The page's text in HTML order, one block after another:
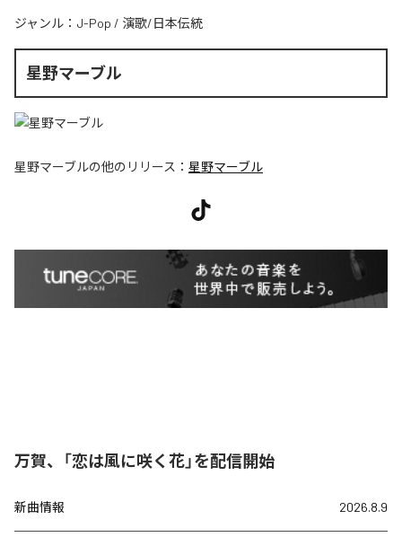
ジャンル： J-Pop / 演歌/日本伝統
星野マーブル
星野マーブルの他のリリース： 星野マーブル
万賀、「恋は風に咲く花」を配信開始
新曲情報 2026.8.9